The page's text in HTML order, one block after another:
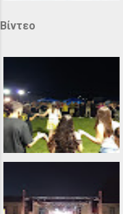
Βίντεο